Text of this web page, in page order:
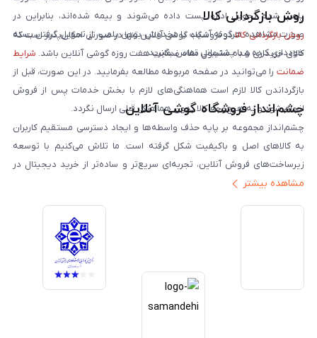
پلمپ شده تحویل اداره پست داده می‌شوند و بیمه شده‌اند، بنابراین در
صورت مشاهده هرگونه آسیب یا مخدوش بودن پلمپ، از تحویل گرفتن بسته
خودداری کرده و با پشتیبانی تماس بگیرید.
روش بازگردانی کالا
روش بازگردانی کالادر فروشگاه گوشی آنلاین تنها در صورتی امکان‌پذیر است که
کالای خریداری شده مشمول مفاد ضمانت هفت روزه گوشی آنلاین باشد. شرایط
ضمانت را می‌توانید در صفحه مربوطه مطالعه بفرمایید. در این صورت، قبل از
بازگرداندن کالا لازم است هماهنگی‌های لازم با بخش خدمات پس از فروش
انجام شود و به هیچ‌وجه کالا بدون هماهنگی قبلی ارسال نگردد.
چشم‌انداز فروشگاه گوشی آنلاین
چشم‌انداز مجموعه بر پایه حذف واسطه‌ها و ایجاد دسترسی مستقیم کاربران
به کالاهای اصل و باکیفیت شکل گرفته است. ما تلاش می‌کنیم با توسعه
زیرساخت‌های فروش آنلاین، تجربه‌ای سریع‌تر و ساده‌تر از خرید دیجیتال در
ایران ارائه دهیم. تبدیل‌شدن به مرجعی قابل اعتماد برای خرید کالای دیجیتال،
خدمات و به‌روزرسانی مداوم محصولات، مسیر ما را روشن‌تر می‌کند. ما باور
داریم آینده بازار دیجیتال متعلق به کسب‌وکارهایی است که صداقت و شفافیت
را در اولویت قرار می‌دهند. گوشی آنلاین با تکیه بر تجربه و تخصص، با قدرت به
سمت تحقق این چشم‌انداز حرکت می‌کند.
مشاهده بیشتر